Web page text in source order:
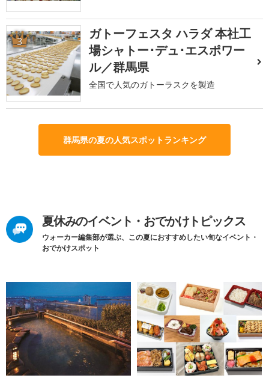
3
ガトーフェスタ ハラダ 本社工
場シャトー･デュ･エスポワー
ル／群馬県
全国で人気のガトーラスクを製造
群馬県の夏の人気スポットランキング
夏休みのイベント・おでかけトピックス
ウォーカー編集部が選ぶ、この夏におすすめしたい旬なイベント・
おでかけスポット